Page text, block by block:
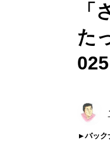
た
バック